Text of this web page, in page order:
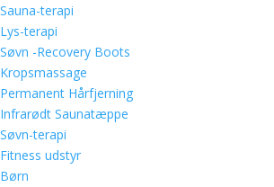
Sauna-terapi
Lys-terapi
Søvn -Recovery Boots
Kropsmassage
Permanent Hårfjerning
Infrarødt Saunatæppe
Søvn-terapi
Fitness udstyr
Børn